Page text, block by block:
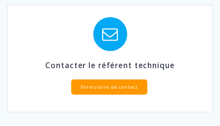
Contacter le référent technique
Formulaire de contact